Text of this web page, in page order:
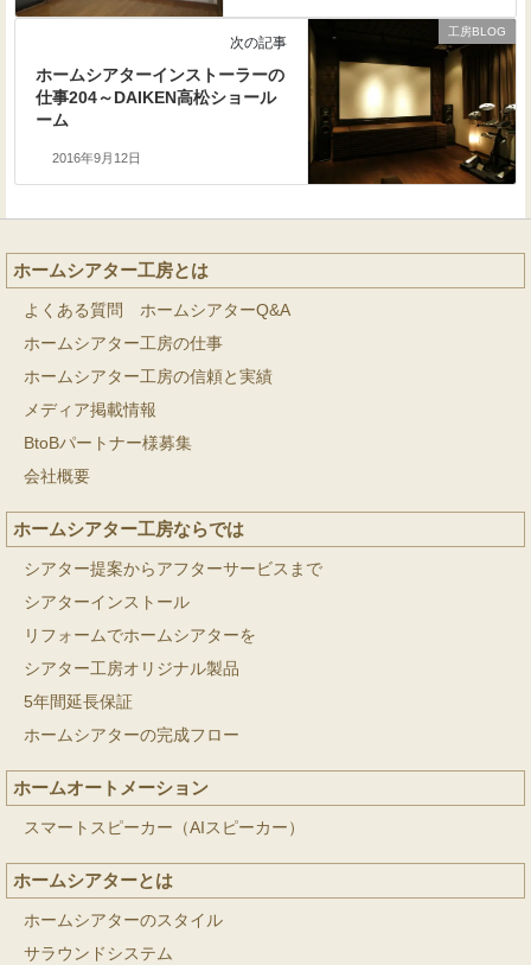
工房BLOG
次の記事
ホームシアターインストーラーの
仕事204～DAIKEN高松ショール
ーム
2016年9月12日
ホームシアター工房とは
よくある質問 ホームシアターQ&A
ホームシアター工房の仕事
ホームシアター工房の信頼と実績
メディア掲載情報
BtoBパートナー様募集
会社概要
ホームシアター工房ならでは
シアター提案からアフターサービスまで
シアターインストール
リフォームでホームシアターを
シアター工房オリジナル製品
5年間延長保証
ホームシアターの完成フロー
ホームオートメーション
スマートスピーカー（AIスピーカー）
ホームシアターとは
ホームシアターのスタイル
サラウンドシステム